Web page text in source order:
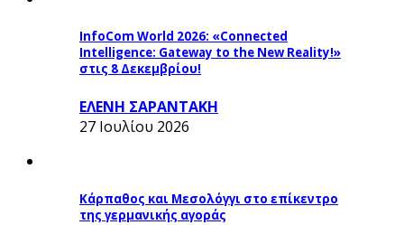
InfoCom World 2026: «Connected
Intelligence: Gateway to the New Reality!»
στις 8 Δεκεμβρίου!
ΕΛΕΝΗ ΣΑΡΑΝΤΑΚΗ
27 Ιουλίου 2026
Κάρπαθος και Μεσολόγγι στο επίκεντρο
της γερμανικής αγοράς